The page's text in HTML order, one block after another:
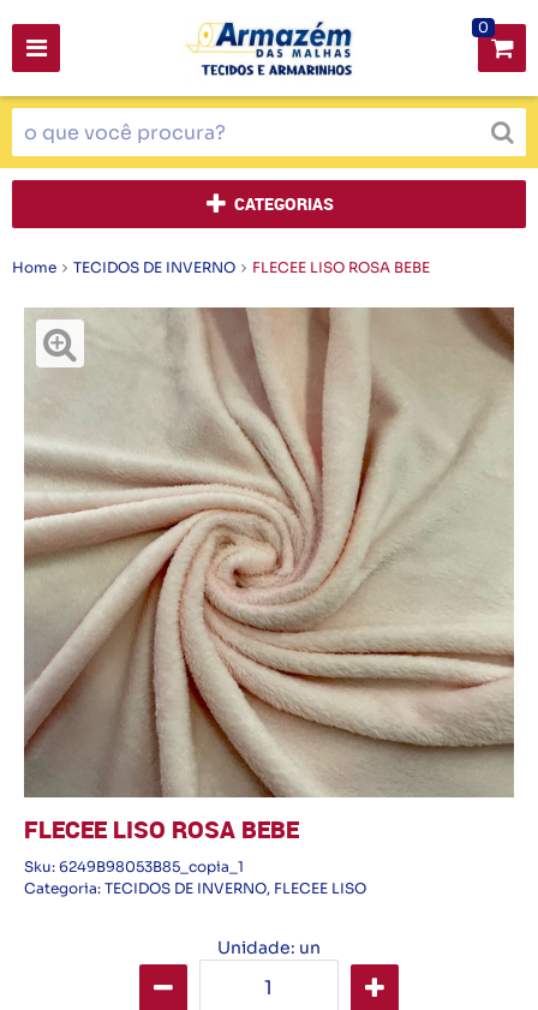
0
CATEGORIAS
Home TECIDOS DE INVERNO FLECEE LISO ROSA BEBE
FLECEE LISO ROSA BEBE
Sku: 6249B98053B85_copia_1
Categoria: TECIDOS DE INVERNO, FLECEE LISO
Unidade: un